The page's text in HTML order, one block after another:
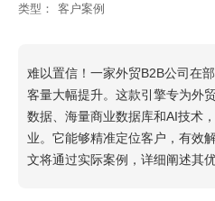
类型：
客户案例
难以置信！一家外贸B2B公司在
客量大幅提升。这款引擎专为外
数据、海量商业数据库和AI技术
业。它能够精准定位客户，有效
文将通过实际案例，详细阐述其优